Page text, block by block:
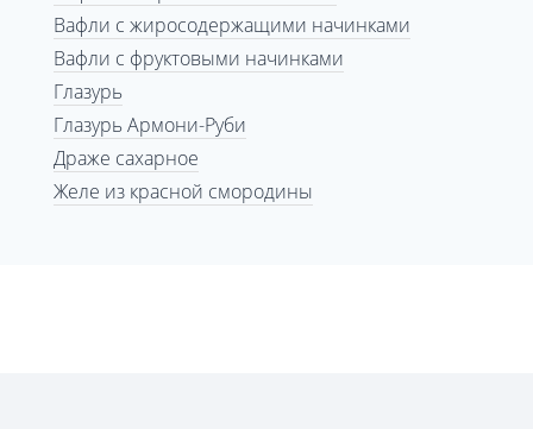
Вафли с жиросодержащими начинками
Вафли с фруктовыми начинками
Глазурь
Глазурь Армони-Руби
Драже сахарное
Желе из красной смородины